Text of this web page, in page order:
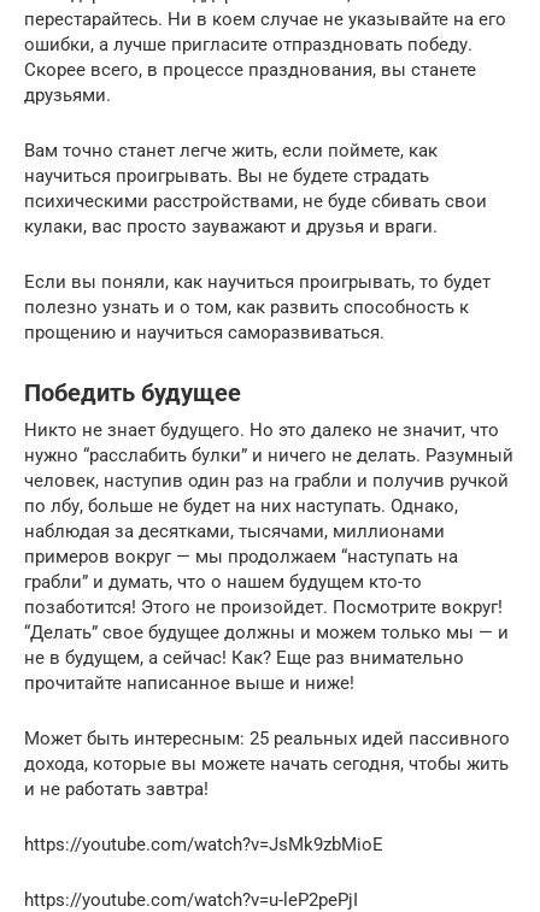
перестарайтесь. Ни в коем случае не указывайте на его
ошибки, а лучше пригласите отпраздновать победу.
Скорее всего, в процессе празднования, вы станете
друзьями.
Вам точно станет легче жить, если поймете, как
научиться проигрывать. Вы не будете страдать
психическими расстройствами, не буде сбивать свои
кулаки, вас просто зауважают и друзья и враги.
Если вы поняли, как научиться проигрывать, то будет
полезно узнать и о том, как развить способность к
прощению и научиться саморазвиваться.
Победить будущее
Никто не знает будущего. Но это далеко не значит, что
нужно “расслабить булки” и ничего не делать. Разумный
человек, наступив один раз на грабли и получив ручкой
по лбу, больше не будет на них наступать. Однако,
наблюдая за десятками, тысячами, миллионами
примеров вокруг — мы продолжаем “наступать на
грабли” и думать, что о нашем будущем кто-то
позаботится! Этого не произойдет. Посмотрите вокруг!
“Делать” свое будущее должны и можем только мы — и
не в будущем, а сейчас! Как? Еще раз внимательно
прочитайте написанное выше и ниже!
Может быть интересным: 25 реальных идей пассивного
дохода, которые вы можете начать сегодня, чтобы жить
и не работать завтра!
https://youtube.com/watch?v=JsMk9zbMioE
https://youtube.com/watch?v=u-leP2pePjI